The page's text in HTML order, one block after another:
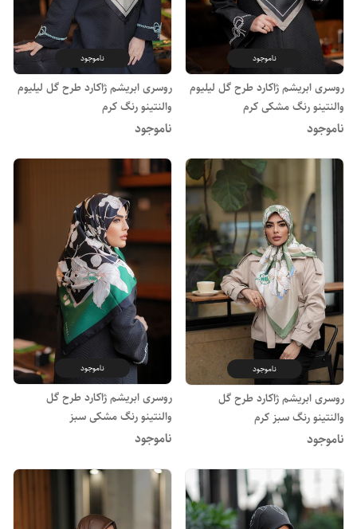
ناموجود
روسری ابریشم ژاکارد طرح گل لیلیوم
والنتینو رنگ مشکی کرم
ناموجود
ناموجود
روسری ابریشم ژاکارد طرح گل لیلیوم
والنتینو رنگ کرم
ناموجود
ناموجود
روسری ابریشم ژاکارد طرح گل
والنتینو رنگ سبز کرم
ناموجود
ناموجود
روسری ابریشم ژاکارد طرح گل
والنتینو رنگ مشکی سبز
ناموجود